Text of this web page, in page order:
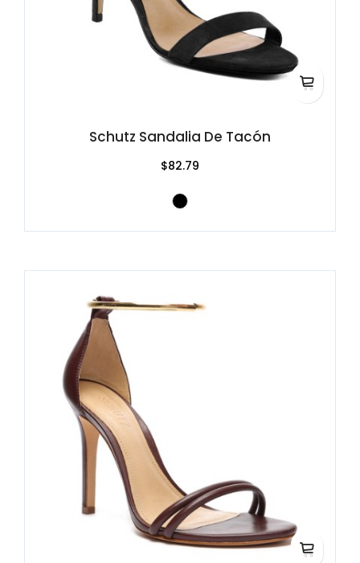
Schutz Sandalia De Tacón
$82.79